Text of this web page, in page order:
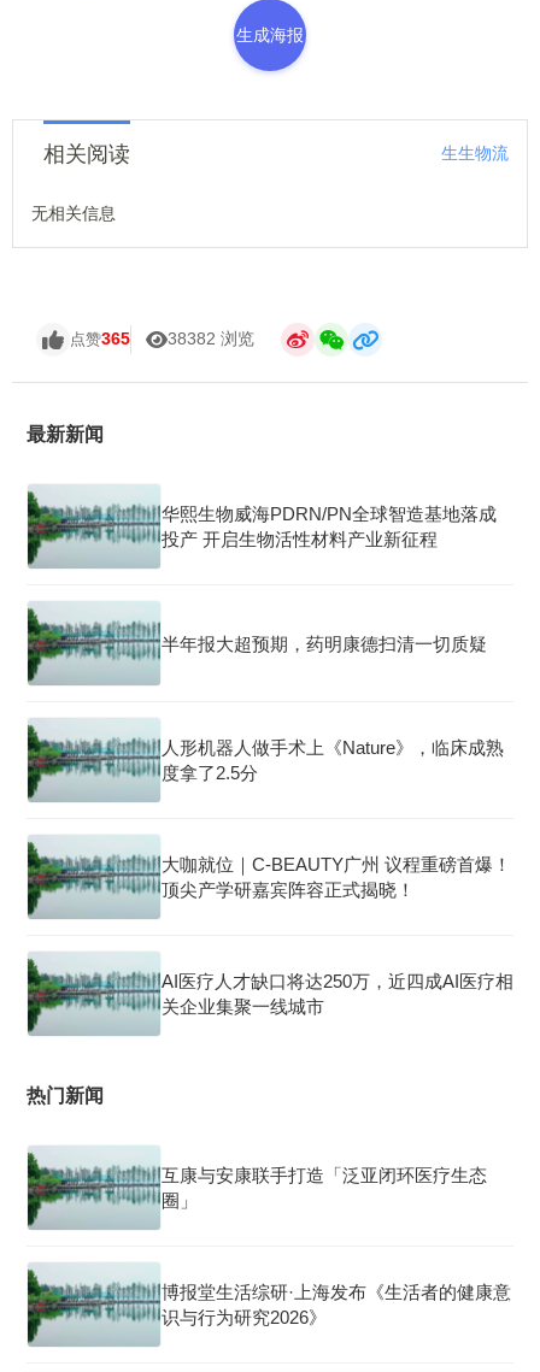
生成海报
相关阅读 生生物流
无相关信息
点赞365 38382 浏览
最新新闻
华熙生物威海PDRN/PN全球智造基地落成
投产 开启生物活性材料产业新征程
半年报大超预期，药明康德扫清一切质疑
人形机器人做手术上《Nature》，临床成熟
度拿了2.5分
大咖就位｜C-BEAUTY广州 议程重磅首爆！
顶尖产学研嘉宾阵容正式揭晓！
AI医疗人才缺口将达250万，近四成AI医疗相
关企业集聚一线城市
热门新闻
互康与安康联手打造「泛亚闭环医疗生态
圈」
博报堂生活综研·上海发布《生活者的健康意
识与行为研究2026》